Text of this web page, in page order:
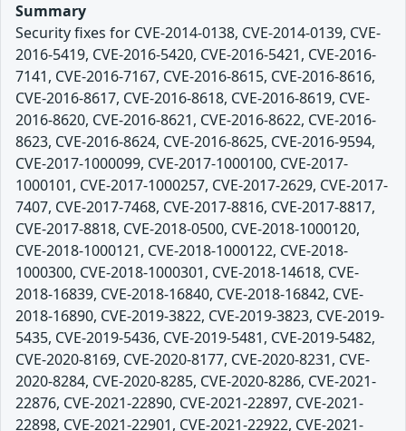
Summary
Security fixes for CVE-2014-0138, CVE-2014-0139, CVE-
2016-5419, CVE-2016-5420, CVE-2016-5421, CVE-2016-
7141, CVE-2016-7167, CVE-2016-8615, CVE-2016-8616,
CVE-2016-8617, CVE-2016-8618, CVE-2016-8619, CVE-
2016-8620, CVE-2016-8621, CVE-2016-8622, CVE-2016-
8623, CVE-2016-8624, CVE-2016-8625, CVE-2016-9594,
CVE-2017-1000099, CVE-2017-1000100, CVE-2017-
1000101, CVE-2017-1000257, CVE-2017-2629, CVE-2017-
7407, CVE-2017-7468, CVE-2017-8816, CVE-2017-8817,
CVE-2017-8818, CVE-2018-0500, CVE-2018-1000120,
CVE-2018-1000121, CVE-2018-1000122, CVE-2018-
1000300, CVE-2018-1000301, CVE-2018-14618, CVE-
2018-16839, CVE-2018-16840, CVE-2018-16842, CVE-
2018-16890, CVE-2019-3822, CVE-2019-3823, CVE-2019-
5435, CVE-2019-5436, CVE-2019-5481, CVE-2019-5482,
CVE-2020-8169, CVE-2020-8177, CVE-2020-8231, CVE-
2020-8284, CVE-2020-8285, CVE-2020-8286, CVE-2021-
22876, CVE-2021-22890, CVE-2021-22897, CVE-2021-
22898, CVE-2021-22901, CVE-2021-22922, CVE-2021-